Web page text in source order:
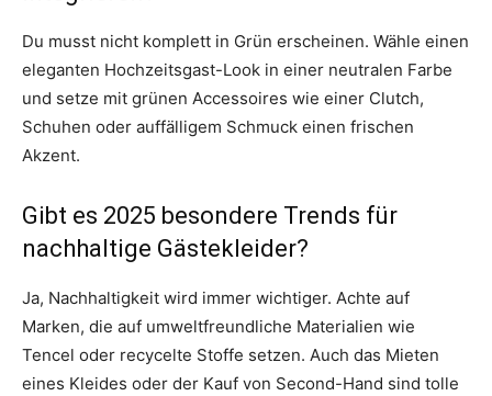
Du musst nicht komplett in Grün erscheinen. Wähle einen
eleganten Hochzeitsgast-Look in einer neutralen Farbe
und setze mit grünen Accessoires wie einer Clutch,
Schuhen oder auffälligem Schmuck einen frischen
Akzent.
Gibt es 2025 besondere Trends für
nachhaltige Gästekleider?
Ja, Nachhaltigkeit wird immer wichtiger. Achte auf
Marken, die auf umweltfreundliche Materialien wie
Tencel oder recycelte Stoffe setzen. Auch das Mieten
eines Kleides oder der Kauf von Second-Hand sind tolle